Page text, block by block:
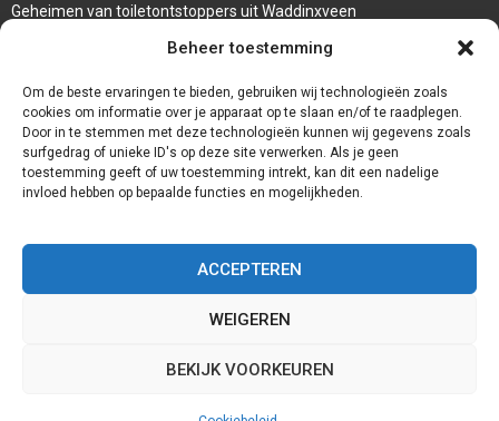
Beheer toestemming
Om de beste ervaringen te bieden, gebruiken wij technologieën zoals
cookies om informatie over je apparaat op te slaan en/of te raadplegen.
Door in te stemmen met deze technologieën kunnen wij gegevens zoals
surfgedrag of unieke ID's op deze site verwerken. Als je geen
toestemming geeft of uw toestemming intrekt, kan dit een nadelige
invloed hebben op bepaalde functies en mogelijkheden.
ACCEPTEREN
WEIGEREN
BEKIJK VOORKEUREN
Geheimen van toiletontstoppers uit Waddinxveen
Vormen van terrasaankleding